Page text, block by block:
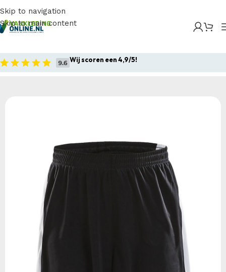
Skip to navigation
Skip to main content
Wij scoren een 4,9/5!
Contrast Longer Shorts JR